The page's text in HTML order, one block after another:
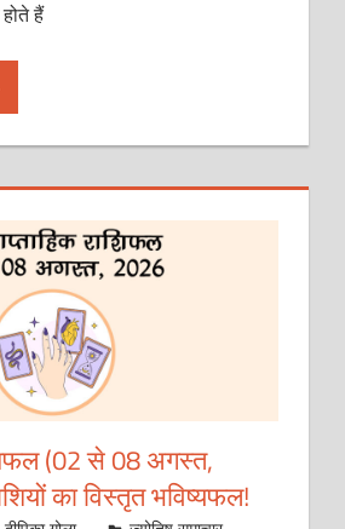
हैं
(02 से 08 अगस्त,
का विस्तृत भविष्यफल!